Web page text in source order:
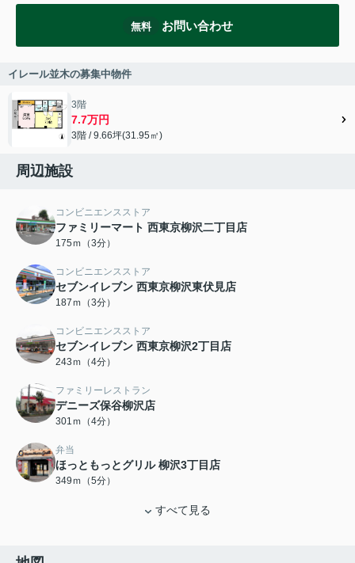
無料 お問い合わせ
イレール並木の募集中物件
3階
7.7万円
3階 / 9.66坪(31.95㎡)
周辺施設
コンビニエンスストア
ファミリーマート 西東京柳沢二丁目店
175ｍ（3分）
コンビニエンスストア
セブンイレブン 西東京柳沢東伏見店
187ｍ（3分）
コンビニエンスストア
セブンイレブン 西東京柳沢2丁目店
243ｍ（4分）
ファミリーレストラン
デニーズ保谷柳沢店
301ｍ（4分）
弁当
ほっともっとグリル 柳沢3丁目店
349ｍ（5分）
すべて見る